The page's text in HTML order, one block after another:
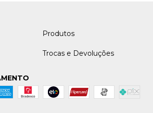
Produtos
Trocas e Devoluções